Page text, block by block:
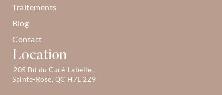
Traitements
Blog
Contact
Location
205 Bd du Curé-Labelle,
Sainte-Rose, QC H7L 2Z9